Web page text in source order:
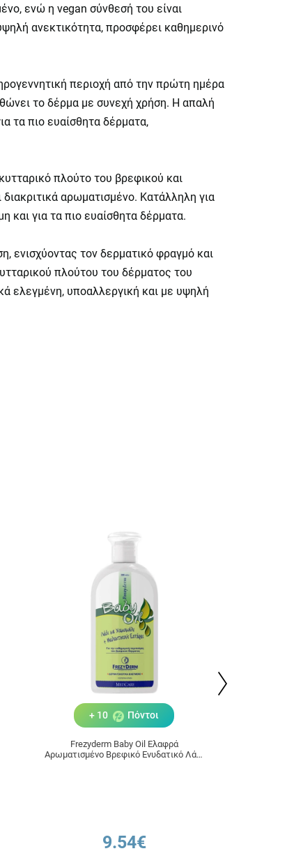
ενώ η vegan σύνθεσή του είναι
ανεκτικότητα, προσφέρει καθημερινό
περιοχή από την πρώτη ημέρα
το δέρμα με συνεχή χρήση. Η απαλή
τα πιο ευαίσθητα δέρματα,
πλούτο του βρεφικού και
αρωματισμένο. Κατάλληλη για
και για τα πιο ευαίσθητα δέρματα.
τον δερματικό φραγμό και
πλούτου του δέρματος του
ελεγμένη, υποαλλεργική και με υψηλή
+ 10 Πόντοι
Frezyderm Baby Oil Ελαφρά
Αρωματισμένο Βρεφικό Ενυδατικό Λάδι
9.54€